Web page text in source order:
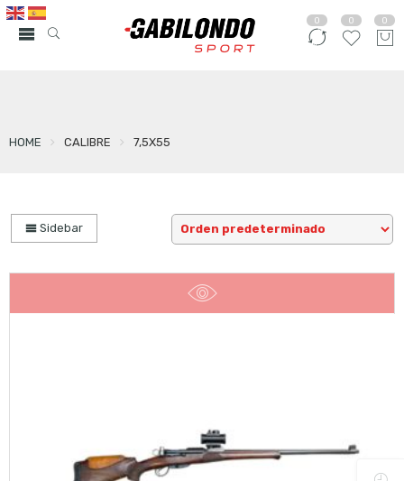
0 0 0
HOME CALIBRE 7,5X55
Sidebar